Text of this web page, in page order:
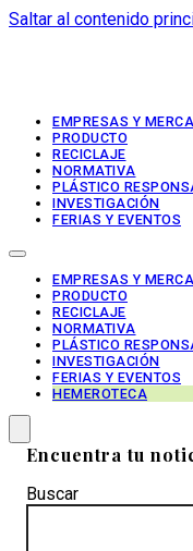
Saltar al contenido
EMPRESAS Y
PRODUCTO
RECICLAJE
NORMATIVA
PLÁSTICO
INVESTIGACIÓN
FERIAS Y EVENTOS
EMPRESAS Y
PRODUCTO
RECICLAJE
NORMATIVA
PLÁSTICO
INVESTIGACIÓN
FERIAS Y EVENTOS
HEMEROTECA
Encuentra tu
Buscar